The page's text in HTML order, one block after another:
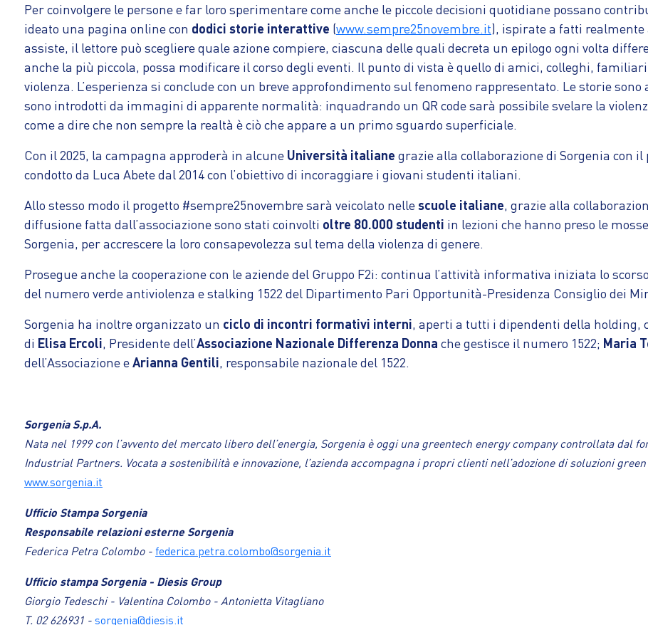
Per coinvolgere le persone e far loro sperimentare come anche le piccole decisioni quotidiane possano
ideato una pagina online con dodici storie interattive (www.sempre25novembre.it), ispirate a fatti realmente
assiste, il lettore può scegliere quale azione compiere, ciascuna delle quali decreta un epilogo ogni volta
anche la più piccola, possa modificare il corso degli eventi. Il punto di vista è quello di amici, colleghi,
violenza. L’esperienza si conclude con un breve approfondimento sul fenomeno rappresentato. Le storie sono
sono introdotti da immagini di apparente normalità: inquadrando un QR code sarà possibile svelare la
come a dire che non sempre la realtà è ciò che appare a un primo sguardo superficiale.
Con il 2025, la campagna approderà in alcune Università italiane grazie alla collaborazione di Sorgenia con il
condotto da Luca Abete dal 2014 con l’obiettivo di incoraggiare i giovani studenti italiani.
Allo stesso modo il progetto #sempre25novembre sarà veicolato nellescuole italiane, grazie alla
diffusione fatta dall’associazione sono stati coinvolti oltre 80.000 studenti in lezioni che hanno preso le
Sorgenia, per accrescere la loro consapevolezza sul tema della violenza di genere.
Prosegue anche la cooperazione con le aziende del Gruppo F2i: continua l’attività informativa iniziata lo
del numero verde antiviolenza e stalking 1522 del Dipartimento Pari Opportunità-Presidenza Consiglio dei
Sorgenia ha inoltre organizzato un ciclo di incontri formativi interni, aperti a tutti i dipendenti della holding,
di Elisa Ercoli, Presidente dell’Associazione Nazionale Differenza Donna che gestisce il numero 1522; Maria
dell’Associazione eArianna Gentili, responsabile nazionale del 1522.
Sorgenia S.p.A.
Nata nel 1999 con l’avvento del mercato libero dell’energia, Sorgenia è oggi una greentech energy company controllata dal
Industrial Partners. Vocata a sostenibilità e innovazione, l’azienda accompagna i propri clienti nell’adozione di soluzioni
www.sorgenia.it
Ufficio Stampa Sorgenia
Responsabile relazioni esterne Sorgenia
Federica Petra Colombo - federica.petra.colombo@sorgenia.it
Ufficio stampa Sorgenia - Diesis Group
Giorgio Tedeschi - Valentina Colombo - Antonietta Vitagliano
T. 02 626931 - sorgenia@diesis.it